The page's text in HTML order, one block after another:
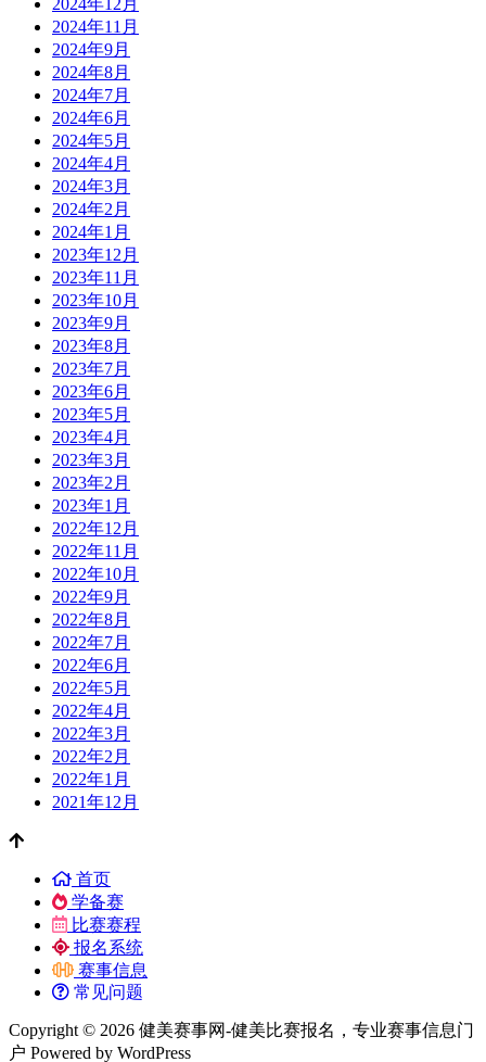
2024年11月
2024年9月
2024年8月
2024年7月
2024年6月
2024年5月
2024年4月
2024年3月
2024年2月
2024年1月
2023年12月
2023年11月
2023年10月
2023年9月
2023年8月
2023年7月
2023年6月
2023年5月
2023年4月
2023年3月
2023年2月
2023年1月
2022年12月
2022年11月
2022年10月
2022年9月
2022年8月
2022年7月
2022年6月
2022年5月
2022年4月
2022年3月
2022年2月
2022年1月
2021年12月
首页
学备赛
比赛赛程
报名系统
赛事信息
常见问题
Copyright © 2026 健美赛事网-健美比赛报名，专业赛事信息门
户 Powered by WordPress